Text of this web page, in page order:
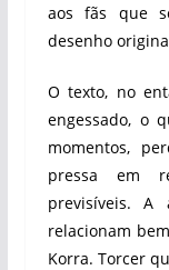
aos fãs que
desenho
O texto, no
engessado, o
momentos,
pressa em
previsíveis.
relacionam
Korra. Torcer